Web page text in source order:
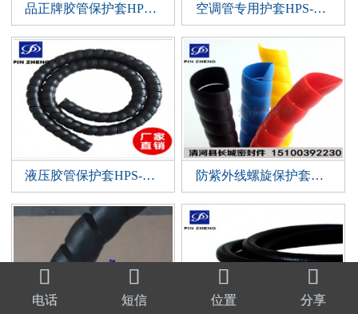
品正牌胶管保护套HPS-45mm 空调管专用护套HPS-42mm
液压胶管保护套HPS-38mm 防紫外线螺旋保护套HPS-35mm

电话

短信

位置

分享